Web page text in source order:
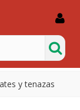
y tenazas